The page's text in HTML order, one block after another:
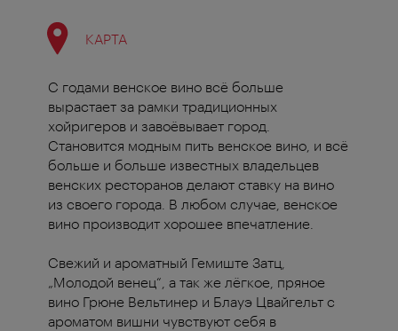
КАРТА
С годами венское вино всё больше
вырастает за рамки традиционных
хойригеров и завоёвывает город.
Становится модным пить венское вино, и всё
больше и больше известных владельцев
венских ресторанов делают ставку на вино
из своего города. В любом случае, венское
вино производит хорошее впечатление.
Свежий и ароматный Гемиште Затц,
„Молодой венец“, а так же лёгкое, пряное
вино Грюне Вельтинер и Блауэ Цвайгельт с
ароматом вишни чувствуют себя в